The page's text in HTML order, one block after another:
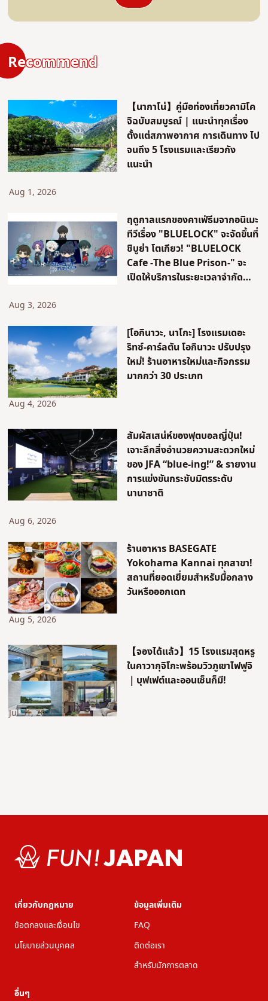
Recommend
【นากาโน่】คู่มือท่องเที่ยวคามิโค
จิฉบับสมบูรณ์ | แนะนำทุกเรื่อง
ตั้งแต่สภาพอากาศ การเดินทาง ไป
จนถึง 5 โรงแรมและเรียวกัง
แนะนำ
Aug 1, 2026
ฤดูกาลแรกของคาเฟ่ธีมจากอนิเมะ
ทีวีเรื่อง "BLUELOCK" จะจัดขึ้นที่
ชิบูย่า โตเกียว! "BLUELOCK
Cafe -The Blue Prison-" จะ
เปิดให้บริการในระยะเวลาจำกัด
Aug 3, 2026
[โอกินาวะ, นาโกะ] โรงแรมเดอะ
ริทซ์-คาร์ลตัน โอกินาวะ ปรับปรุง
ใหม่! ร้านอาหารใหม่และกิจกรรม
มากกว่า 30 ประเภท
Aug 4, 2026
สัมผัสเสน่ห์ของฟุตบอลญี่ปุ่น!
เจาะลึกสิ่งอำนวยความสะดวกใหม่
ของ JFA “blue-ing!” & รายงาน
การแข่งขันกระชับมิตรระดับ
นานาชาติ
Aug 6, 2026
ร้านอาหาร BASEGATE
Yokohama Kannai ทุกสาขา!
สถานที่ยอดเยี่ยมสำหรับมื้อกลาง
วันหรือออกเดท
Aug 5, 2026
【จองได้แล้ว】15 โรงแรมสุดหรู
ในคาวากุจิโกะพร้อมวิวภูเขาไฟฟูจิ
｜บุฟเฟต์และออนเซ็นก็มี!
Jul 31, 2026
เกี่ยวกับกฎหมาย
ข้อตกลงและเงื่อนไข
นโยบายส่วนบุคคล
ข้อมูลเพิ่มเติม
FAQ
ติดต่อเรา
สำหรับนักการตลาด
อื่นๆ